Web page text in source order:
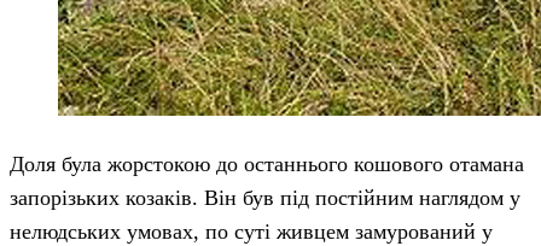
Доля була жорстокою до останнього кошового отамана
запорізьких козаків. Він був під постійним наглядом у
нелюдських умовах, по суті живцем замурований у